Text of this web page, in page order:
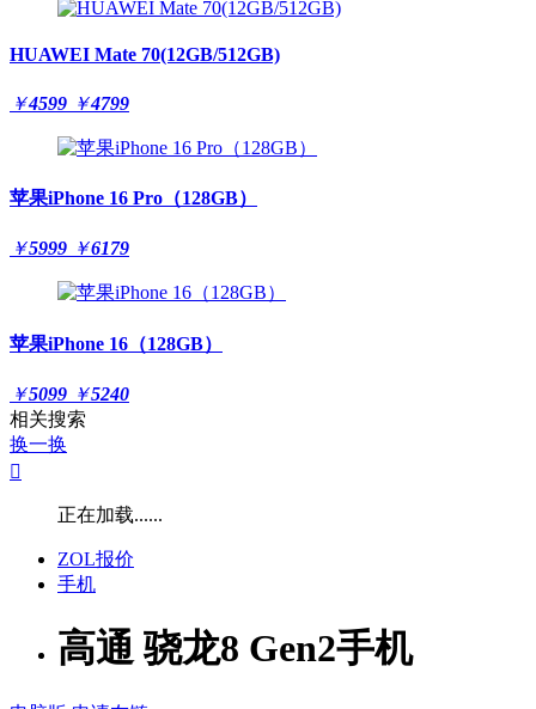
HUAWEI Mate 70(12GB/512GB)
￥4599 ￥4799
苹果iPhone 16 Pro（128GB）
￥5999 ￥6179
苹果iPhone 16（128GB）
￥5099 ￥5240
相关搜索
换一换

正在加载......
ZOL报价
手机
高通 骁龙8 Gen2手机